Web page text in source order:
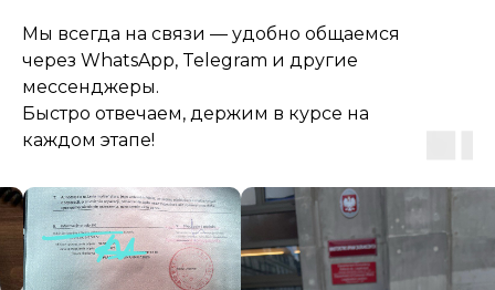
Мы всегда на связи — удобно общаемся
через WhatsApp, Telegram и другие
мессенджеры.
Быстро отвечаем, держим в курсе на
каждом этапе!
+48
Соглашаюсь с
Отправить